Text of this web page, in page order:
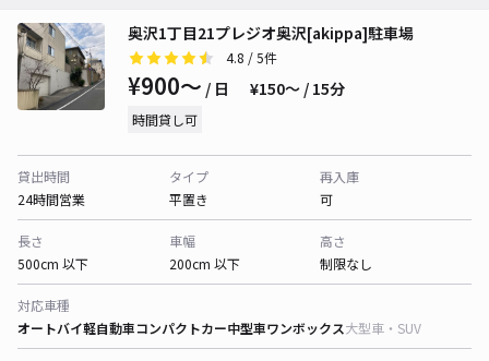
奥沢1丁目21プレジオ奥沢[akippa]駐車場
4.8 / 5件
¥900〜 / 日 ¥150〜 / 15分
時間貸し可
貸出時間
24時間営業
タイプ
平置き
再入庫
可
長さ
500cm 以下
車幅
200cm 以下
高さ
制限なし
対応車種
オートバイ軽自動車コンパクトカー中型車ワンボックス大型車・SUV